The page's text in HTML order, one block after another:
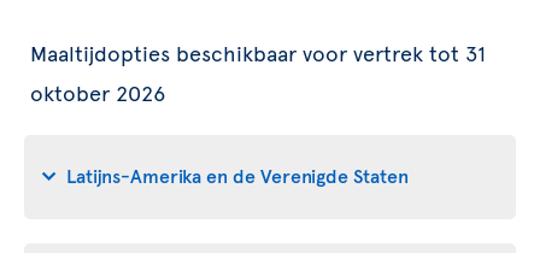
Maaltijdopties beschikbaar voor vertrek tot 31
oktober 2026
Latijns-Amerika en de Verenigde Staten